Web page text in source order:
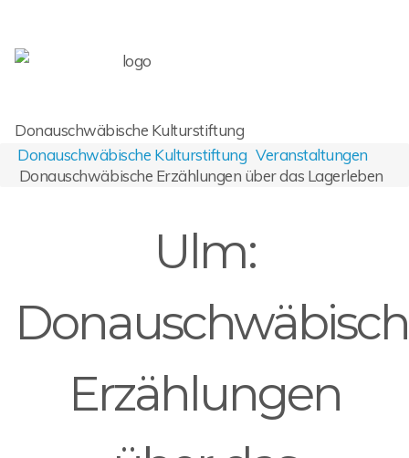
Donauschwäbische Kulturstiftung
Donauschwäbische Kulturstiftung Veranstaltungen
Donauschwäbische Erzählungen über das Lagerleben
Ulm:
Erzählungen